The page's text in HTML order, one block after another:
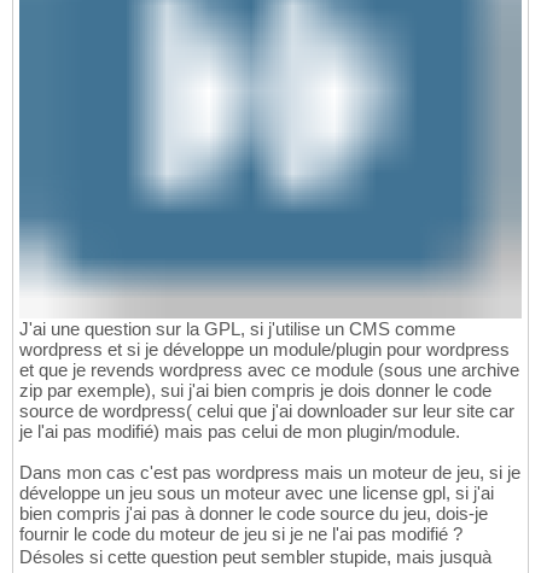
J'ai une question sur la GPL, si j'utilise un CMS comme
wordpress et si je développe un module/plugin pour wordpress
et que je revends wordpress avec ce module (sous une archive
zip par exemple), sui j'ai bien compris je dois donner le code
source de wordpress( celui que j'ai downloader sur leur site car
je l'ai pas modifié) mais pas celui de mon plugin/module.
Dans mon cas c'est pas wordpress mais un moteur de jeu, si je
développe un jeu sous un moteur avec une license gpl, si j'ai
bien compris j'ai pas à donner le code source du jeu, dois-je
fournir le code du moteur de jeu si je ne l'ai pas modifié ?
Désoles si cette question peut sembler stupide, mais jusquà